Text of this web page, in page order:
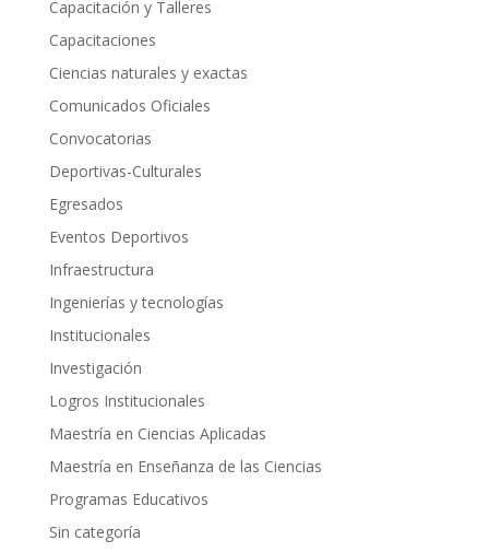
Capacitación y Talleres
Capacitaciones
Ciencias naturales y exactas
Comunicados Oficiales
Convocatorias
Deportivas-Culturales
Egresados
Eventos Deportivos
Infraestructura
Ingenierías y tecnologías
Institucionales
Investigación
Logros Institucionales
Maestría en Ciencias Aplicadas
Maestría en Enseñanza de las Ciencias
Programas Educativos
Sin categoría